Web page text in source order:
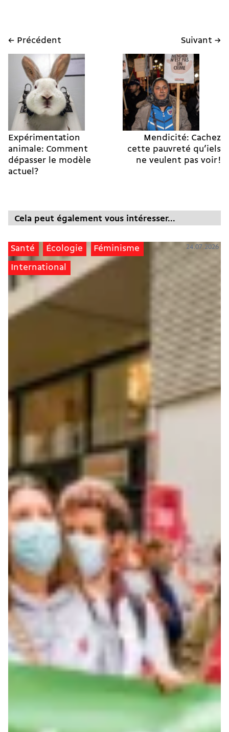
← Précédent
Expérimentation
animale: Comment
dépasser le modèle
actuel?
Suivant →
Mendicité: Cachez
cette pauvreté qu’iels
ne veulent pas voir !
Cela peut également vous intéresser...
Santé Écologie Féminisme
International
24.07.2026